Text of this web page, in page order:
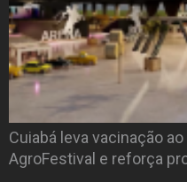
Cuiabá leva vacinação
AgroFestival e reforça